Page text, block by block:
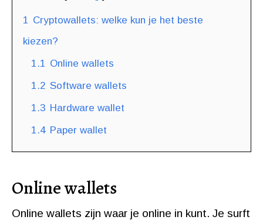
1
Cryptowallets: welke kun je het beste
kiezen?
1.1
Online wallets
1.2 Software wallets
1.3 Hardware wallet
1.4 Paper wallet
Online wallets
Online wallets zijn waar je online in kunt. Je surft